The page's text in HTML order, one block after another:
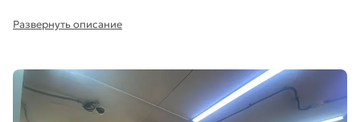
Развернуть описание